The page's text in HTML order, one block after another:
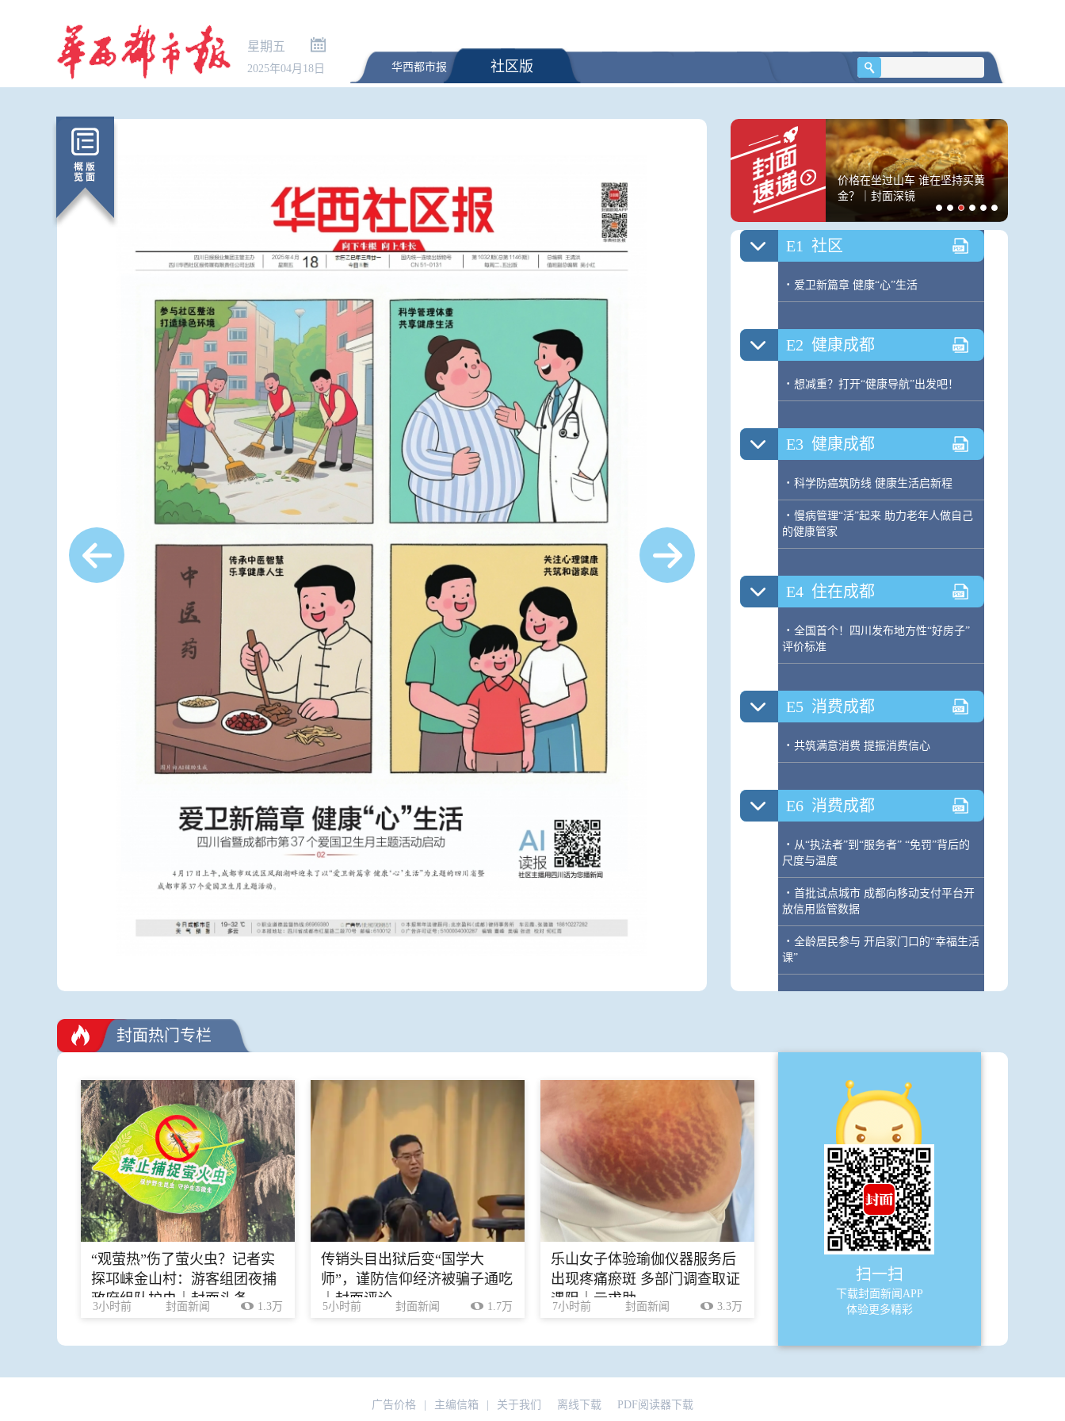
星期五
2025年04月18日 华西都市报 社区版
解释清理全部完成 不适应的予以
修改或废止
外交部发言人就广岛核爆81周年
等答记者问
俄罗斯跃居我国第二大入境客源
地 赴华游客：这里安全、便利、
价格在坐过山车 谁在坚持买黄
金？｜封面深镜
E1 社区
· 爱卫新篇章 健康“心”生活
E2 健康成都
· 想减重？打开“健康导航”出发吧！
E3 健康成都
· 科学防癌筑防线 健康生活启新程
· 慢病管理“活”起来 助力老年人做自己
的健康管家
E4 住在成都
· 全国首个！四川发布地方性“好房子”
评价标准
E5 消费成都
· 共筑满意消费 提振消费信心
E6 消费成都
· 从“执法者”到“服务者” “免罚”背后的
尺度与温度
· 首批试点城市 成都向移动支付平台开
放信用监管数据
· 全龄居民参与 开启家门口的“幸福生活
课”
·
华西少年
华西少年期待你的加入
诚信让生活更美好
生活教会了我宽容
春天来了
封面热门专栏
“观萤热”伤了萤火虫？记者实
探邛崃金山村：游客组团夜捕
政府组队护虫｜封面头条
3小时前 封面新闻 1.3万
传销头目出狱后变“国学大
师”，谨防信仰经济被骗子通吃
｜封面评论
5小时前 封面新闻 1.7万
乐山女子体验瑜伽仪器服务后
出现疼痛瘀斑 多部门调查取证
遇阻｜云求助
7小时前 封面新闻 3.3万
扫一扫
下载封面新闻APP
体验更多精彩
广告价格 主编信箱 关于我们 离线下载 PDF阅读器下载